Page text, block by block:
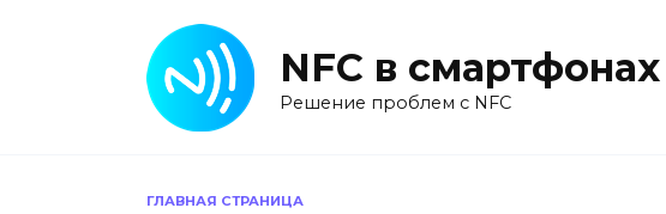
NFC в смартфонах
Решение проблем с NFC
ГЛАВНАЯ СТРАНИЦА